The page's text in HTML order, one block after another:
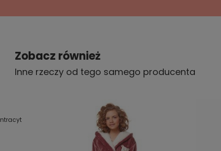
Zobacz również
Inne rzeczy od tego samego producenta